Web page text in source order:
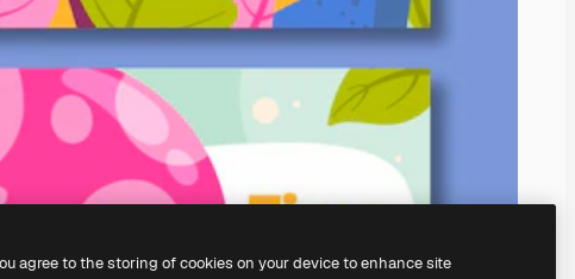
agree to the storing of cookies on your device to enhance site